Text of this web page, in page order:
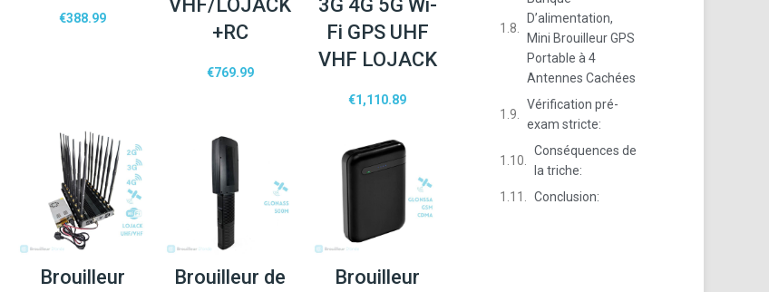
€388.99
VHF/LOJACK
+RC
€769.99
3G 4G 5G Wi-
Fi GPS UHF
VHF LOJACK
€1,110.89
Brouilleur
Brouilleur de
Brouilleur
D’alimentation,
Mini Brouilleur GPS
Portable à 4
Antennes Cachées
Vérification pré-
exam stricte:
Conséquences de
la triche:
Conclusion: